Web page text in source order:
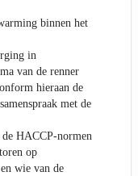
binnen het
in
van de renner
hieraan de
met de
HACCP-normen
op
wie van de